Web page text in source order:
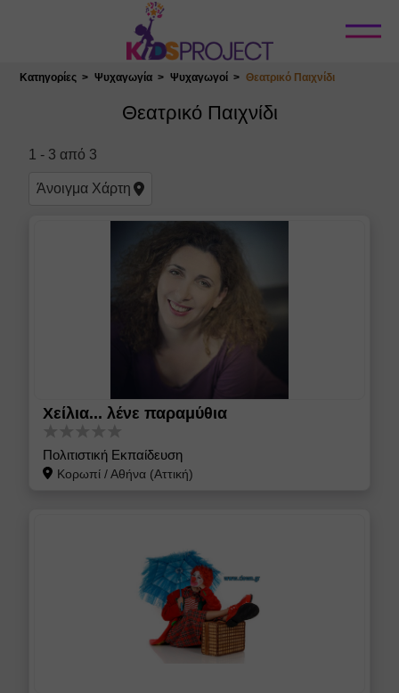
Κλείσιμο
Κατηγορίες Ψυχαγωγία Ψυχαγωγοί Θεατρικό Παιχνίδι
Θεατρικό Παιχνίδι
1 - 3 από 3
Άνοιγμα Χάρτη
Χείλια... λένε παραμύθια
Πολιτιστική Εκπαίδευση
Κορωπί/Αθήνα (Αττική)